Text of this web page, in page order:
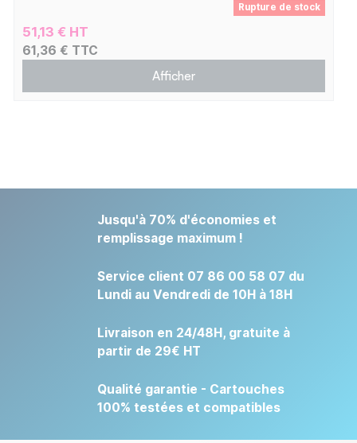
Rupture de stock
51,13 € HT
61,36 € TTC
Afficher
Jusqu'à 70% d'économies et
remplissage maximum !
Service client 07 86 00 58 07 du
Lundi au Vendredi de 10H à 18H
Livraison en 24/48H, gratuite à
partir de 29€ HT
Qualité garantie - Cartouches
100% testées et compatibles